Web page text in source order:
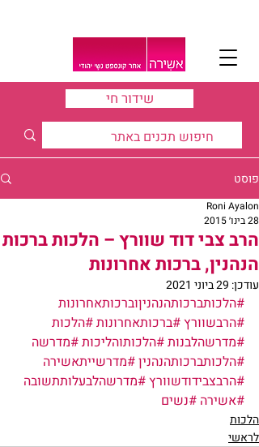
שידור חי
פוסט
הרב צבי דוד שוורץ – הלכות ברכות
הנהנין, ברכות אחרונות
Roni Ayalon
28 בינו׳ 2015
עודכן: 29 ביוני 2021
#הלכותברכותהנהניןוברכותאחרונות
#הרבשוורץ#ברכותאחרונות#הלכות
#מדרשהלבנות#הלכותוהליכות#מדרשה
#הלכותברכותהנהנין#מדרשייתאשירה
#הרבצבידודשוורץ#מדרשהלבעלותתשובה
#אשירה #נשים
הלכות
לראשי